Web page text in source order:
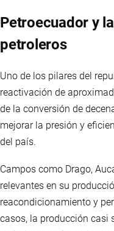
Petroecuador y
petroleros
Uno de los pilares del
reactivación de
de la conversión de
mejorar la presión y
del país.
Campos como Drago,
relevantes en su
reacondicionamiento y
casos, la producción casi